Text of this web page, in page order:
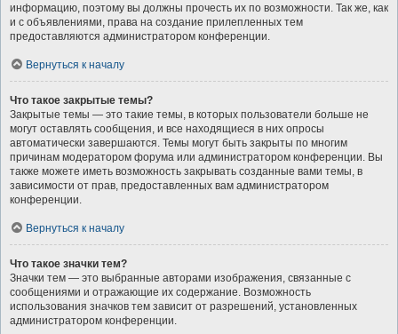
информацию, поэтому вы должны прочесть их по возможности. Так же, как
и с объявлениями, права на создание прилепленных тем
предоставляются администратором конференции.
Вернуться к началу
Что такое закрытые темы?
Закрытые темы — это такие темы, в которых пользователи больше не
могут оставлять сообщения, и все находящиеся в них опросы
автоматически завершаются. Темы могут быть закрыты по многим
причинам модератором форума или администратором конференции. Вы
также можете иметь возможность закрывать созданные вами темы, в
зависимости от прав, предоставленных вам администратором
конференции.
Вернуться к началу
Что такое значки тем?
Значки тем — это выбранные авторами изображения, связанные с
сообщениями и отражающие их содержание. Возможность
использования значков тем зависит от разрешений, установленных
администратором конференции.